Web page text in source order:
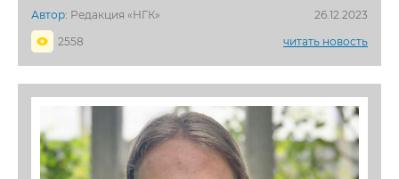
Автор: Редакция «НГК»
26.12.2023
2558
читать новость